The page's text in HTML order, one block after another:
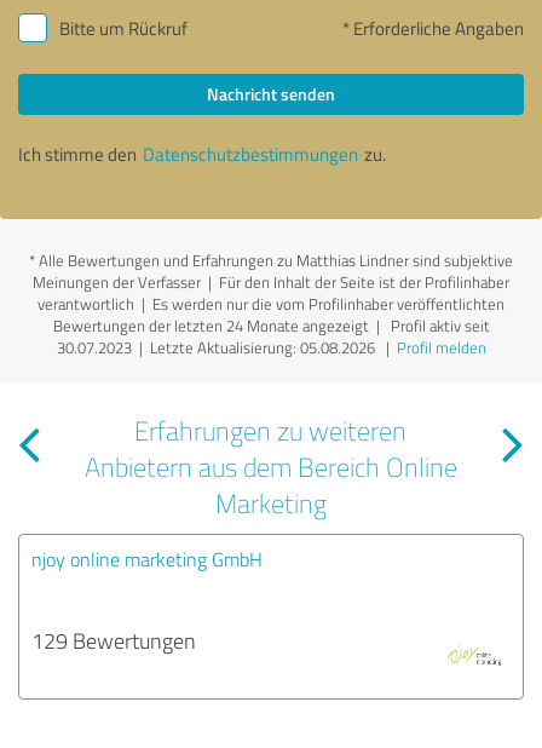
Bitte um Rückruf * Erforderliche Angaben
Nachricht senden
Ich stimme den Datenschutzbestimmungen zu.
*Alle Bewertungen und Erfahrungen zu Matthias Lindner sind subjektive
Meinungen der Verfasser | Für den Inhalt der Seite ist der Profilinhaber
verantwortlich | Es werden nur die vom Profilinhaber veröffentlichten
Bewertungen der letzten 24 Monate angezeigt | Profil aktiv seit
30.07.2023 | Letzte Aktualisierung: 05.08.2026| Profil melden
Erfahrungen zu weiteren
Anbietern aus dem Bereich Online
Marketing
njoy online marketing GmbH
129 Bewertungen